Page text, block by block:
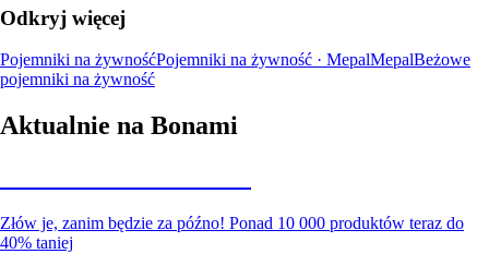
Odkryj więcej
Pojemniki na żywnośćPojemniki na żywność · MepalMepalBeżowe
pojemniki na żywność
Aktualnie na Bonami
Złów je, zanim będzie za późno! Ponad 10 000 produktów teraz do
40% taniej